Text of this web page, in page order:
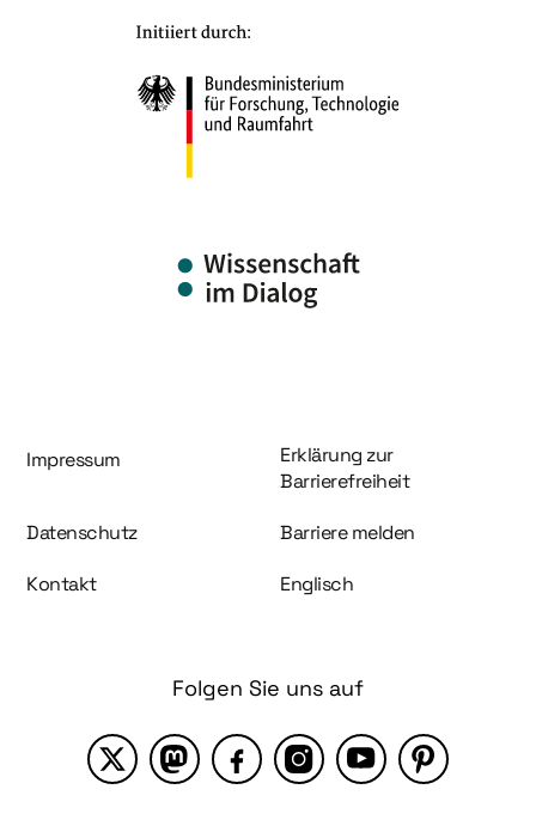
Information und Service
Impressum
Erklärung zur
Barrierefreiheit
Datenschutz Barriere melden
Kontakt Englisch
Folgen Sie uns auf